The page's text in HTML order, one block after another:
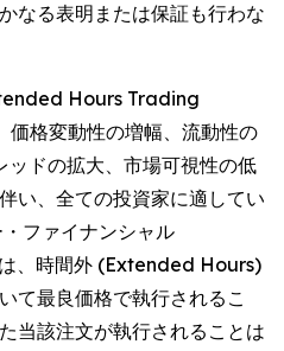
なる表明または保証も行わな
Hours Trading
価格変動性の増幅、流動性の
ドの拡大、市場可視性の低
い、全ての投資家に適してい
ファイナンシャル
、時間外 (Extended Hours)
て最良価格で執行されるこ
当該注文が執行されることは